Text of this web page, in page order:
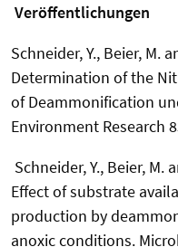
Veröffentlichungen
Schneider, Y., Beier, M.
Determination of the
of Deammonification
Environment Research
Schneider, Y., Beier, M.
Effect of substrate
production by
anoxic conditions.